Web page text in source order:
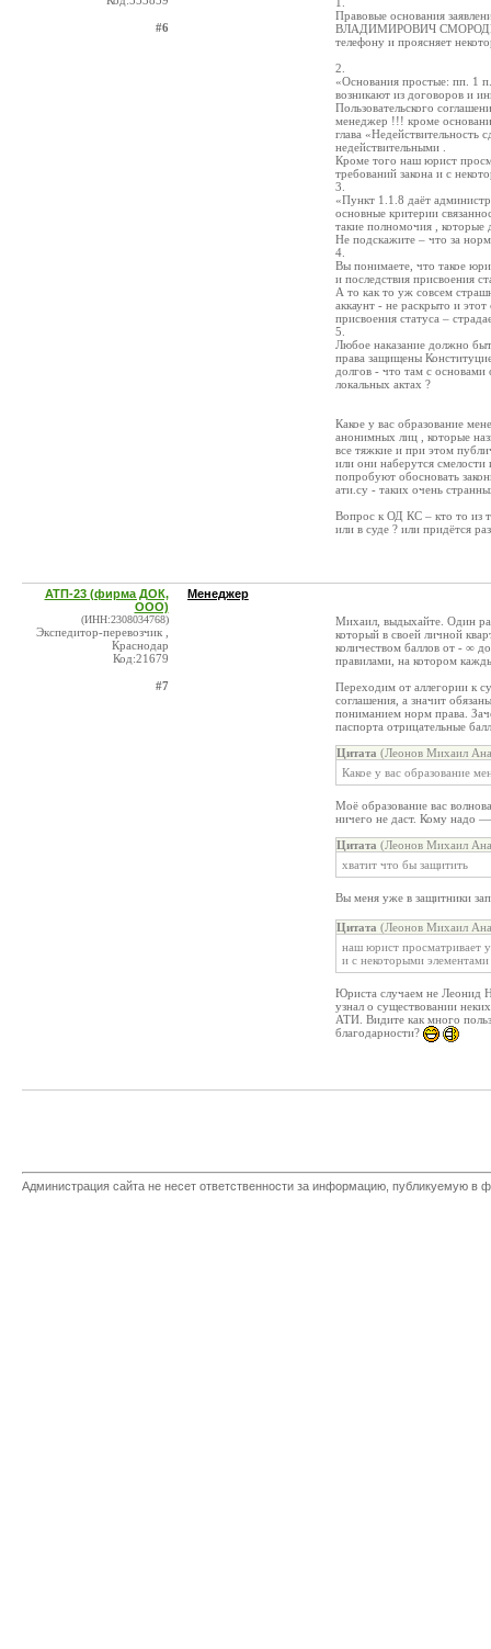
#6
Правовые основания
ВЛАДИМИРОВИЧ
телефону и проясняет
2.
«Основания простые: пп. 1
возникают из договоров и
Пользовательского
менеджер !!! кроме
глава «Недействительность
недействительными .
Кроме того наш юрист
требований закона и с
3.
«Пункт 1.1.8 даёт
основные критерии
такие полномочия ,
Не подскажите – что за
4.
Вы понимаете, что такое
и последствия присвоения
А то как то уж совсем
аккаунт - не раскрыто и
присвоения статуса –
5.
Любое наказание должно
права защищены
долгов - что там с основами
локальных актах ?
Какое у вас образование
анонимных лиц , которые
все тяжкие и при этом
или они наберутся смелости
попробуют обосновать
ати.су - таких очень
Вопрос к ОД КС – кто то из
или в суде ? или придётся
АТП-23 (фирма ДОК,
ООО)
(ИНН:2308034768)
Экспедитор-перевозчик ,
Краснодар
Код:21679
#7
Менеджер
Михаил, выдыхайте. Один
который в своей личной
количеством баллов от - ∞
правилами, на котором
Переходим от аллегории к
соглашения, а значит
пониманием норм права.
паспорта отрицательные
Цитата (Леонов Михаил
Какое у вас образование
Моё образование вас
ничего не даст. Кому надо —
Цитата (Леонов Михаил
хватит что бы защитить
Вы меня уже в защитники
Цитата (Леонов Михаил
наш юрист просматривает
и с некоторыми
Юриста случаем не Леонид
узнал о существовании
АТИ. Видите как много
благодарности?
Администрация сайта не несет ответственности за информацию, публикуемую